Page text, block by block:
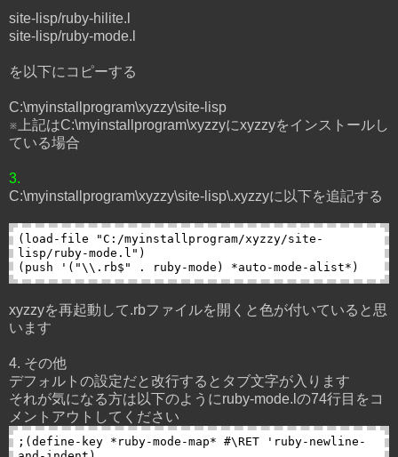
site-lisp/ruby-hilite.l
site-lisp/ruby-mode.l
を以下にコピーする
C:\myinstallprogram\xyzzy\site-lisp
※上記はC:\myinstallprogram\xyzzyにxyzzyをインストールし
ている場合
3.
C:\myinstallprogram\xyzzy\site-lisp\.xyzzyに以下を追記する
(load-file "C:/myinstallprogram/xyzzy/site-
lisp/ruby-mode.l")
xyzzyを再起動して.rbファイルを開くと色が付いていると思
います
4. その他
デフォルトの設定だと改行するとタブ文字が入ります
それが気になる方は以下のようにruby-mode.lの74行目をコ
メントアウトしてください
;(define-key *ruby-mode-map* #\RET 'ruby-newline-